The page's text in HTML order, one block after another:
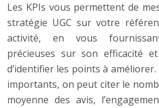
Les KPIs vous permettent de
stratégie UGC sur votre
activité, en vous
précieuses sur son efficacité
d’identifier les points à
importants, on peut citer le
moyenne des avis,